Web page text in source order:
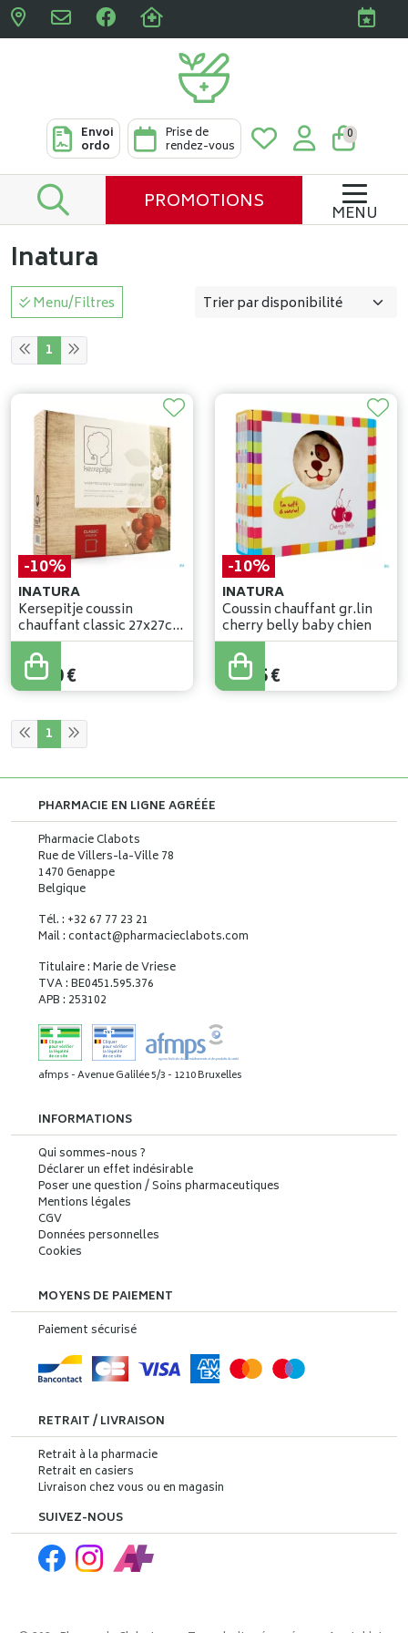
Pharmacies Clabots &
Envoi
ordo
Prise de
rendez-vous
0
PROMOTIONS MENU
Inatura
Menu/Filtres
1
-10%
INATURA
Kersepitje coussin
chauffant classic 27x27cm
nf
22,45
20,20€
-10%
INATURA
Coussin chauffant gr.lin
cherry belly baby chien
29,95
26,95€
1
PHARMACIE EN LIGNE AGRÉÉE
Pharmacie Clabots
Rue de Villers-la-Ville 78
1470 Genappe
Belgique
Tél. : +32 67 77 23 21
Mail : contact@pharmacieclabots.com
Titulaire : Marie de Vriese
TVA : BE0451.595.376
APB : 253102
afmps - Avenue Galilée 5/3 - 1210 Bruxelles
INFORMATIONS
Qui sommes-nous ?
Déclarer un effet indésirable
Poser une question / Soins pharmaceutiques
Mentions légales
CGV
Données personnelles
Cookies
MOYENS DE PAIEMENT
Paiement sécurisé
RETRAIT / LIVRAISON
Retrait à la pharmacie
Retrait en casiers
Livraison chez vous ou en magasin
SUIVEZ-NOUS